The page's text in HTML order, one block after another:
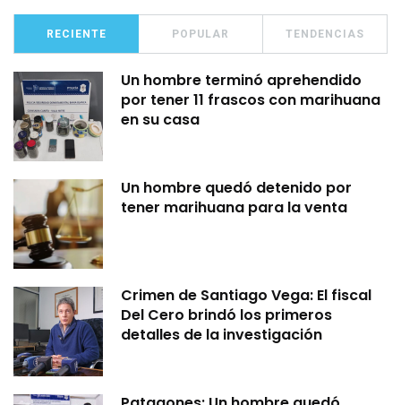
RECIENTE POPULAR TENDENCIAS
Un hombre terminó aprehendido
por tener 11 frascos con marihuana
en su casa
Un hombre quedó detenido por
tener marihuana para la venta
Crimen de Santiago Vega: El fiscal
Del Cero brindó los primeros
detalles de la investigación